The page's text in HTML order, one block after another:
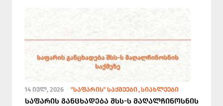
14 ᲘᲕᲚ, 2026 "ᲡᲐᲤᲐᲠᲘᲡ" ᲡᲐᲥᲛᲔᲔᲑᲘ ᲡᲘᲐᲮᲚᲔᲔᲑᲘ
საფარის განცხადება შსს-ს მაღალჩინოსნის